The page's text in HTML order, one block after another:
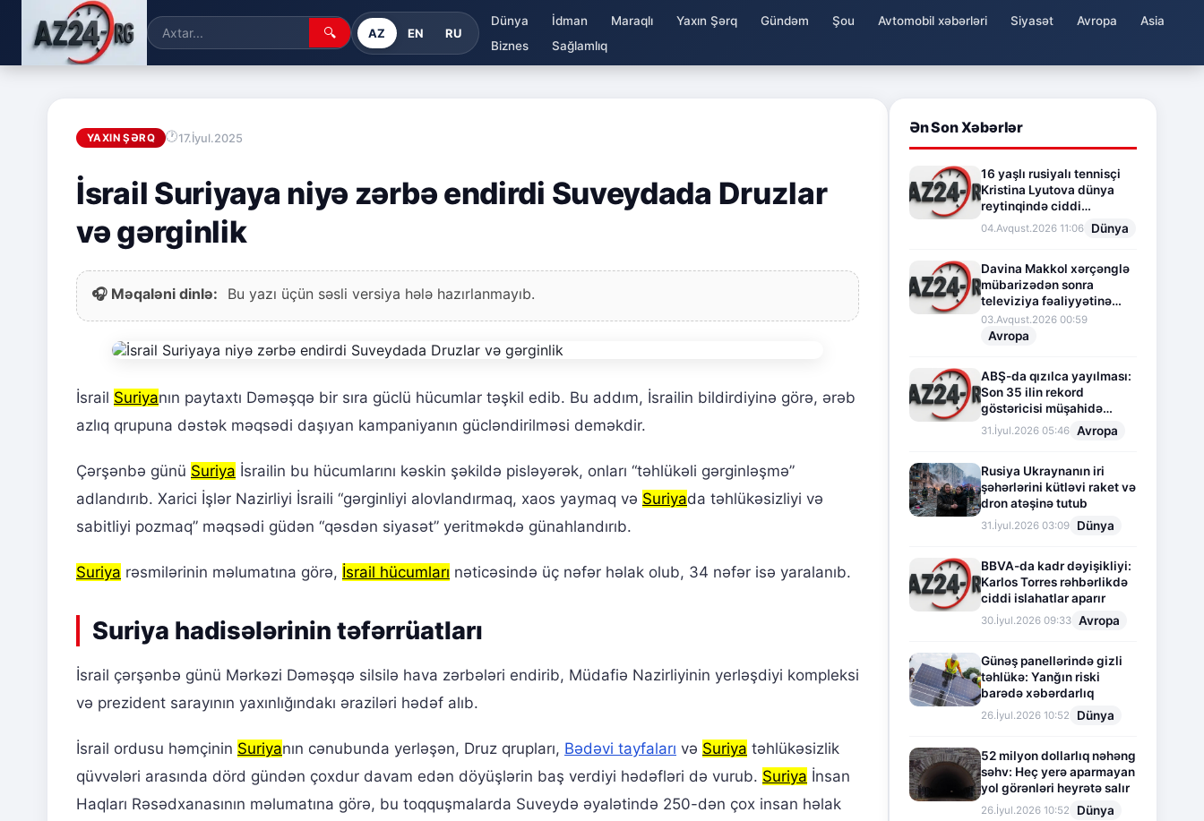
🔍 AZ EN RU
Dünya İdman Maraqlı Yaxın Şərq Gündəm Şou Avtomobil xəbərləri Siyasət Avropa
Asia
Biznes
Sağlamlıq
YAXIN ŞƏRQ 17.İyul.2025
İsrail Suriyaya niyə zərbə endirdi Suveydada Druzlar
və gərginlik
🎧 Məqaləni dinlə: Bu yazı üçün səsli versiya hələ hazırlanmayıb.
İsrail Suriyanın paytaxtı Dəməşqə bir sıra güclü hücumlar təşkil edib. Bu addım, İsrailin bildirdiyinə görə, ərəb
azlıq qrupuna dəstək məqsədi daşıyan kampaniyanın gücləndirilməsi deməkdir.
Çərşənbə günü Suriya İsrailin bu hücumlarını kəskin şəkildə pisləyərək, onları “təhlükəli gərginləşmə”
adlandırıb. Xarici İşlər Nazirliyi İsraili “gərginliyi alovlandırmaq, xaos yaymaq və Suriyada təhlükəsizliyi və
sabitliyi pozmaq” məqsədi güdən “qəsdən siyasət” yeritməkdə günahlandırıb.
Suriya rəsmilərinin məlumatına görə, İsrail hücumları nəticəsində üç nəfər həlak olub, 34 nəfər isə yaralanıb.
Suriya hadisələrinin təfərrüatları
İsrail çərşənbə günü Mərkəzi Dəməşqə silsilə hava zərbələri endirib, Müdafiə Nazirliyinin yerləşdiyi kompleksi
və prezident sarayının yaxınlığındakı əraziləri hədəf alıb.
İsrail ordusu həmçinin Suriyanın cənubunda yerləşən, Druz qrupları, Bədəvi tayfaları və Suriya təhlükəsizlik
qüvvələri arasında dörd gündən çoxdur davam edən döyüşlərin baş verdiyi hədəfləri də vurub. Suriya İnsan
Haqları Rəsədxanasının məlumatına görə, bu toqquşmalarda Suveydə əyalətində 250-dən çox insan həlak
Ən Son Xəbərlər
16 yaşlı rusiyalı tennisçi
Kristina Lyutova dünya
reytinqində ciddi
irəliləyişə imza atdı
04.Avqust.2026 11:06 Dünya
Davina Makkol xərçənglə
mübarizədən sonra
televiziya fəaliyyətinə
fasilə verir
03.Avqust.2026 00:59
Avropa
ABŞ-da qızılca yayılması:
Son 35 ilin rekord
göstəricisi müşahidə
olunur
31.İyul.2026 05:46 Avropa
Rusiya Ukraynanın iri
şəhərlərini kütləvi raket və
dron atəşinə tutub
31.İyul.2026 03:09 Dünya
BBVA-da kadr dəyişikliyi:
Karlos Torres rəhbərlikdə
ciddi islahatlar aparır
30.İyul.2026 09:33 Avropa
Günəş panellərində gizli
təhlükə: Yanğın riski
barədə xəbərdarlıq
26.İyul.2026 10:52 Dünya
52 milyon dollarlıq nəhəng
səhv: Heç yerə aparmayan
yol görənləri heyrətə salır
26.İyul.2026 10:52 Dünya